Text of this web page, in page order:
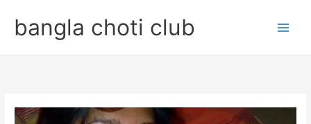
contentbangla choti club